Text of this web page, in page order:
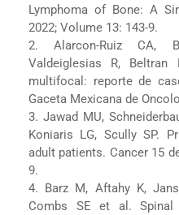
Lymphoma of Bone: A
2022; Volume 13: 143-9.
2. Alarcon-Ruiz CA,
Valdeiglesias R,
multifocal: reporte de
Gaceta Mexicana de
3. Jawad MU,
Koniaris LG, Scully SP.
adult patients. Cancer 15
9.
4. Barz M, Aftahy K,
Combs SE et al. Spinal